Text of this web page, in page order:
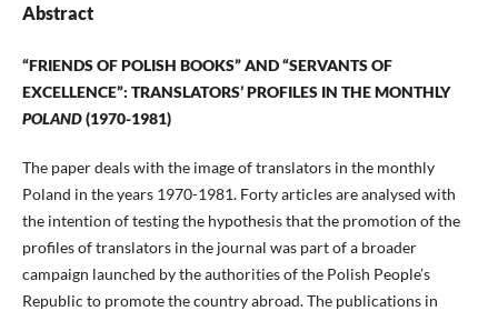
Abstract
“FRIENDS OF POLISH BOOKS” AND “SERVANTS OF
EXCELLENCE”: TRANSLATORS’ PROFILES IN THE MONTHLY
POLAND(1970-1981)
The paper deals with the image of translators in the monthly
Poland in the years 1970-1981. Forty articles are analysed with
the intention of testing the hypothesis that the promotion of the
profiles of translators in the journal was part of a broader
campaign launched by the authorities of the Polish People’s
Republic to promote the country abroad. The publications in